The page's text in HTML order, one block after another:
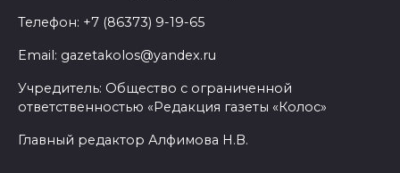
Телефон: +7 (86373) 9-19-65
Email: gazetakolos@yandex.ru
Учредитель: Общество с ограниченной
ответственностью «Редакция газеты «Колос»
Главный редактор Алфимова Н.В.